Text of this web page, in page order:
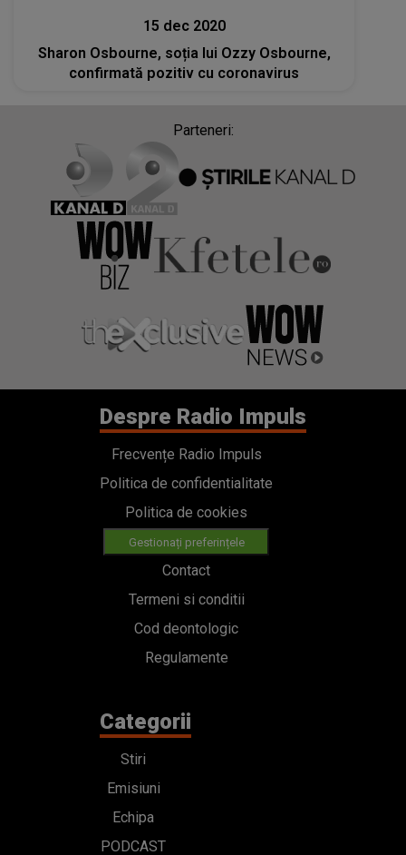
15 dec 2020
Sharon Osbourne, soția lui Ozzy Osbourne,
confirmată pozitiv cu coronavirus
Parteneri:
Despre Radio Impuls
Frecvențe Radio Impuls
Politica de confidentialitate
Politica de cookies
Gestionați preferințele
Contact
Termeni si conditii
Cod deontologic
Regulamente
Categorii
Stiri
Emisiuni
Echipa
PODCAST